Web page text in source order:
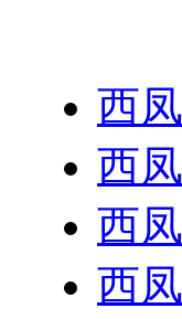
西
西
西
西